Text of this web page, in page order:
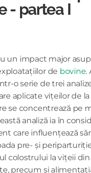
- partea I
un impact major
de bovine.
o serie de trei
aplicate vițeilor de
se concentrează pe
analiză ia în
care influențează
pre- și
colostrului la vițeii din
precum și